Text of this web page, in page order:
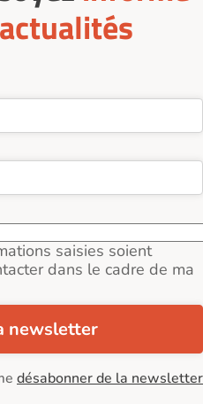
saisies soient
dans le cadre de ma
newsletter
désabonner de la newsletter